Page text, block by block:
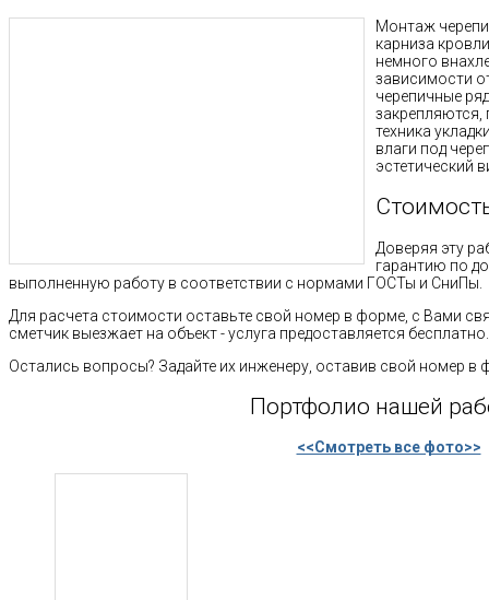
Монтаж
карниза
немного
зависимости
черепичные
техника
влаги под
эстетический
Доверяя эту
гарантию по
выполненную работу в соответствии с нормами ГОСТы и СниПы.
Для расчета стоимости оставьте свой номер в форме, с Вами
сметчик выезжает на объект - услуга предоставляется бесплатно.
Остались вопросы? Задайте их инженеру, оставив свой номер в
Портфолио нашей
<<Смотреть все фото>>